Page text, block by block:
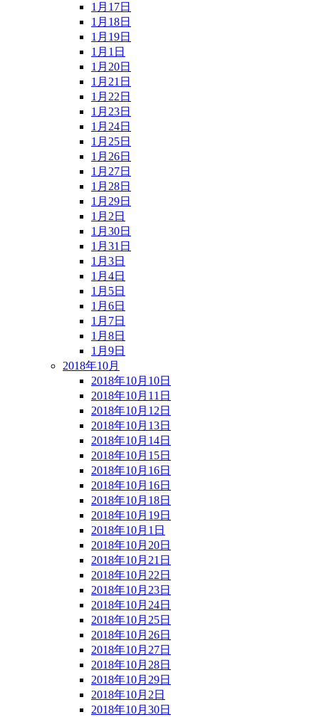
1月17日
1月18日
1月19日
1月1日
1月20日
1月21日
1月22日
1月23日
1月24日
1月25日
1月26日
1月27日
1月28日
1月29日
1月2日
1月30日
1月31日
1月3日
1月4日
1月5日
1月6日
1月7日
1月8日
1月9日
2018年10月
2018年10月10日
2018年10月11日
2018年10月12日
2018年10月13日
2018年10月14日
2018年10月15日
2018年10月16日
2018年10月16日
2018年10月18日
2018年10月19日
2018年10月1日
2018年10月20日
2018年10月21日
2018年10月22日
2018年10月23日
2018年10月24日
2018年10月25日
2018年10月26日
2018年10月27日
2018年10月28日
2018年10月29日
2018年10月2日
2018年10月30日